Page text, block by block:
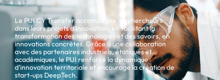
SHS
Impact & Wins
Contact
Rechercher
Accès membres
Le PUI CY Transfer accompagne les chercheurs
dans leurs projets d’innovation, en facilitant la
transformation des technologies et des savoirs, en
innovations concrètes. Grâce à une collaboration
avec des partenaires industriels, étatiques et
académiques, le PUI renforce la dynamique
d’innovation territoriale et encourage la création de
start-ups DeepTech.